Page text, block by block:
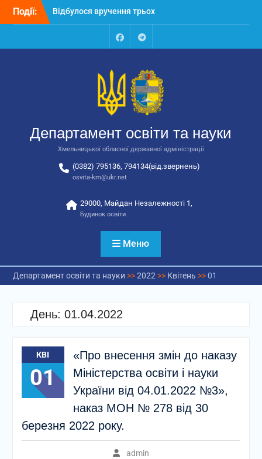
Перейти
Події:
Відбулося засідання
освіти та науки обласної
відповідальних за
національно-патріотичне
FacebookTalegram
Департамент освіти та науки
Хмельницької обласної державної адміністрації
(0382) 795136, 794134(від.звернень)
osvita-km@ukr.net
29000, Майдан Незалежності 1,
Будинок освіти
Меню
Департамент освіти та науки >>2022 >> Квітень >>01
День: 01.04.2022
КВІ
01
«Про внесення змін до наказу
Міністерства освіти і науки
України від 04.01.2022 №3»,
наказ МОН № 278 від 30
березня 2022 року.
admin